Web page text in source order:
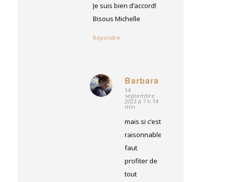
Je suis bien d’accord!
Bisous Michelle
Répondre
Barbara
dit
14
septembre
2023 à 7 h 14
min
mais si c’est
raisonnable!
faut
profiter de
tout